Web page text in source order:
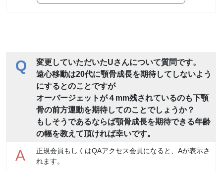
Q
変更していただいたUさんについて質問です。
遠心移動は20代に顎骨成長を期待してしないよう
にするとのことですが
オーバージェットが４mm残されているのも下顎
骨の前方運動を期待してのことでしょうか？
もしそうであるならば顎骨成長を期待できる年齢
の幅を教えて頂ければ幸いです。
A
正規会員もしくはQAアクセス会員になると、Aが表示さ
れます。